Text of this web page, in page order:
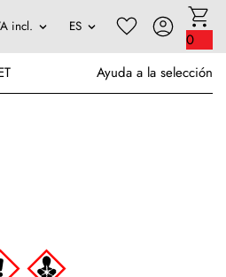
0
Ayuda a la selección